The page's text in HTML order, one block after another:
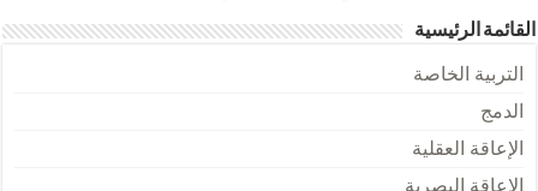
القائمة الرئيسية
التربية الخاصة
الدمج
الإعاقة العقلية
الإعاقة البصرية